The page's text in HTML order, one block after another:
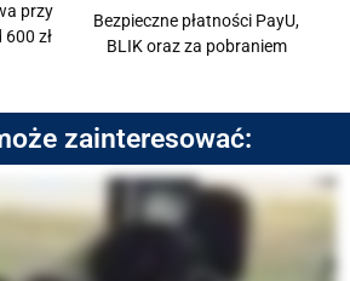
przy
zł
Bezpieczne płatności PayU,
BLIK oraz za pobraniem
zainteresować: